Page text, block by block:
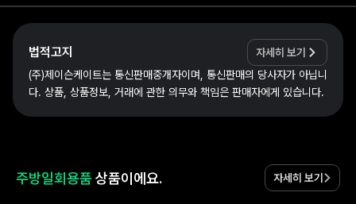
법적고지
자세히 보기
(주)제이슨케이트는 통신판매중개자이며, 통신판매의 당사자가 아닙니
다. 상품, 상품정보, 거래에 관한 의무와 책임은 판매자에게 있습니다.
주방일회용품상품이에요. 자세히 보기